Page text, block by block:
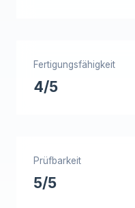
Fertigungsfähigkeit
4/5
Prüfbarkeit
5/5